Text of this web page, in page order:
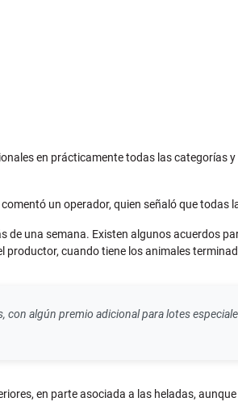
en prácticamente todas las
un operador, quien señaló que
una semana. Existen algunos acuerdos
cuando tiene los animales
algún premio adicional para lotes
en parte asociada a las heladas,